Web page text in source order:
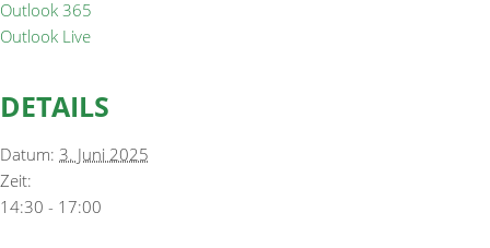
Outlook 365
Outlook Live
DETAILS
Datum: 3. Juni 2025
Zeit:
14:30 - 17:00